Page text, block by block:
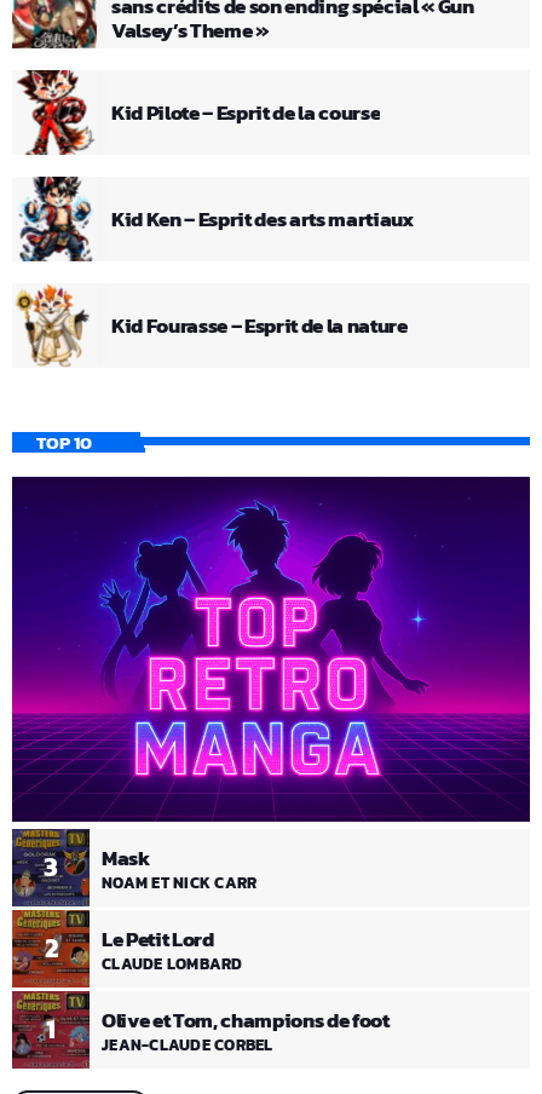
Valsey’s Theme »
Kid Pilote – Esprit de la course
Kid Ken – Esprit des arts martiaux
Kid Fourasse – Esprit de la nature
TOP 10
1 Olive et Tom, champions de foot
JEAN-CLAUDE CORBEL
2 Le Petit Lord
CLAUDE LOMBARD
3 Mask
NOAM ET NICK CARR